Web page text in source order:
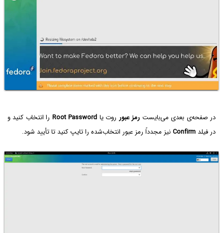
در صفحه‌ی بعدی می‌بایست رمز عبور روت یا Root Password‌ را انتخاب کنید و
در فیلد Confirm‌نیز مجدداً رمز عبور انتخاب‌شده را تایپ کنید تا تأیید شود.